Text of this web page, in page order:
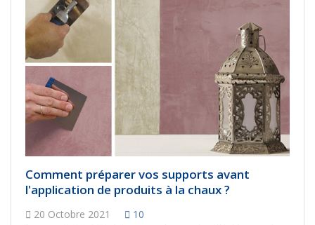
des couleurs plus profondes utilisées avec subtilité.
Comment préparer vos supports avant
l'application de produits à la chaux ?
20 Octobre 2021
10